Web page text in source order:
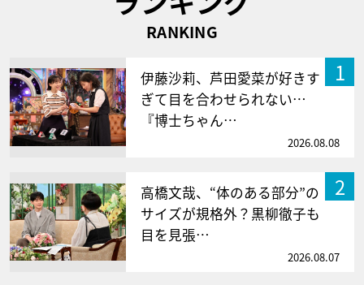
RANKING
1
伊藤沙莉、芦田愛菜が好きす
ぎて目を合わせられない…
『博士ちゃん…
2026.08.08
2
高橋文哉、“体のある部分”の
サイズが規格外？黒柳徹子も
目を見張…
2026.08.07